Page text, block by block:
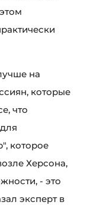
на
которые
что
которое
Херсона,
- это
эксперт в